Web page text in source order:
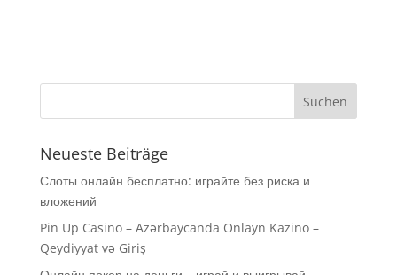
Neueste Beiträge
Слоты онлайн бесплатно: играйте без риска и
вложений
Pin Up Casino – Azərbaycanda Onlayn Kazino –
Qeydiyyat və Giriş